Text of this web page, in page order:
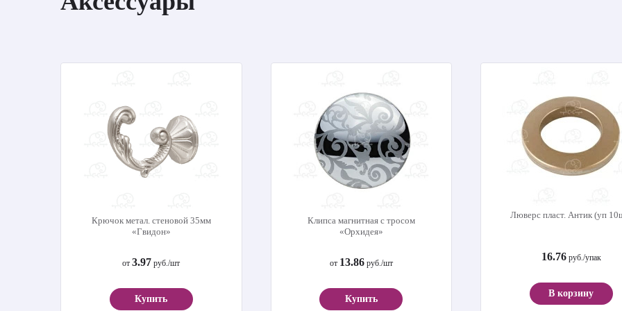
Крючок метал. стеновой 35мм
«Гвидон»
от3.97 руб./шт
Купить
Клипса магнитная с тросом
«Орхидея»
от 13.86руб./шт
Купить
Люверс пласт. Антик (уп
16.76руб./упак
В корзину